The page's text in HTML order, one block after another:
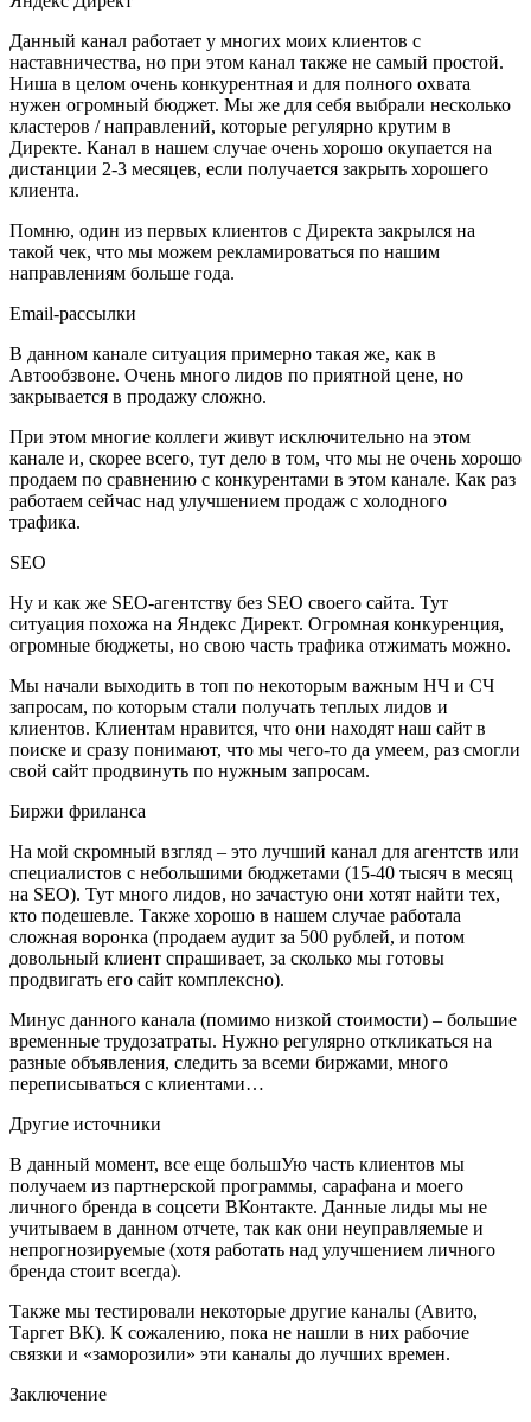
Данный канал работает у многих моих клиентов с
наставничества, но при этом канал также не самый простой.
Ниша в целом очень конкурентная и для полного охвата
нужен огромный бюджет. Мы же для себя выбрали несколько
кластеров / направлений, которые регулярно крутим в
Директе. Канал в нашем случае очень хорошо окупается на
дистанции 2-3 месяцев, если получается закрыть хорошего
клиента.
Помню, один из первых клиентов с Директа закрылся на
такой чек, что мы можем рекламироваться по нашим
направлениям больше года.
Email-рассылки
В данном канале ситуация примерно такая же, как в
Автообзвоне. Очень много лидов по приятной цене, но
закрывается в продажу сложно.
При этом многие коллеги живут исключительно на этом
канале и, скорее всего, тут дело в том, что мы не очень хорошо
продаем по сравнению с конкурентами в этом канале. Как раз
работаем сейчас над улучшением продаж с холодного
трафика.
SEO
Ну и как же SEO-агентству без SEO своего сайта. Тут
ситуация похожа на Яндекс Директ. Огромная конкуренция,
огромные бюджеты, но свою часть трафика отжимать можно.
Мы начали выходить в топ по некоторым важным НЧ и СЧ
запросам, по которым стали получать теплых лидов и
клиентов. Клиентам нравится, что они находят наш сайт в
поиске и сразу понимают, что мы чего-то да умеем, раз смогли
свой сайт продвинуть по нужным запросам.
Биржи фриланса
На мой скромный взгляд – это лучший канал для агентств или
специалистов с небольшими бюджетами (15-40 тысяч в месяц
на SEO). Тут много лидов, но зачастую они хотят найти тех,
кто подешевле. Также хорошо в нашем случае работала
сложная воронка (продаем аудит за 500 рублей, и потом
довольный клиент спрашивает, за сколько мы готовы
продвигать его сайт комплексно).
Минус данного канала (помимо низкой стоимости) – большие
временные трудозатраты. Нужно регулярно откликаться на
разные объявления, следить за всеми биржами, много
переписываться с клиентами…
Другие источники
В данный момент, все еще большУю часть клиентов мы
получаем из партнерской программы, сарафана и моего
личного бренда в соцсети ВКонтакте. Данные лиды мы не
учитываем в данном отчете, так как они неуправляемые и
непрогнозируемые (хотя работать над улучшением личного
бренда стоит всегда).
Также мы тестировали некоторые другие каналы (Авито,
Таргет ВК). К сожалению, пока не нашли в них рабочие
связки и «заморозили» эти каналы до лучших времен.
Заключение